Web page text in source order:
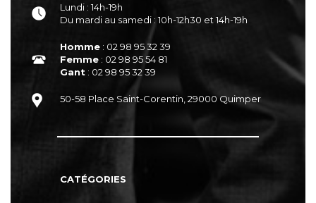
Lundi : 14h-19h
Du mardi au samedi : 10h-12h30 et 14h-19h
Homme : 02 98 95 32 39
Femme : 02 98 95 54 81
Gant : 02 98 95 32 39
50-58 Place Saint-Corentin, 29000 Quimper
CATÉGORIES